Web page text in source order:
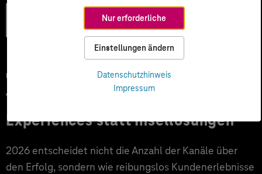
Nur erforderliche
Einstellungen ändern
Datenschutzhinweis
Impressum
05.02.2026
Trend 2026: Orchestrierte Digital
Experiences statt Insellösungen
2026 entscheidet nicht die Anzahl der Kanäle über
den Erfolg, sondern wie reibungslos Kundenerlebnisse